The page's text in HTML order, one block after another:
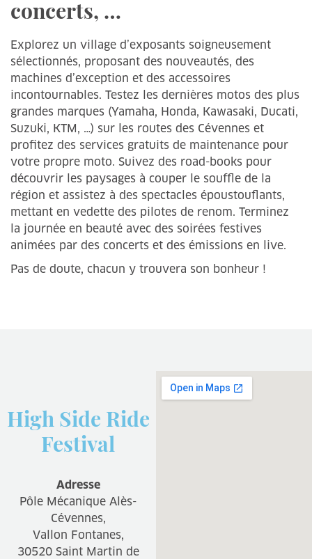
concerts, …
Explorez un village d’exposants soigneusement
sélectionnés, proposant des nouveautés, des
machines d’exception et des accessoires
incontournables. Testez les dernières motos des plus
grandes marques (Yamaha, Honda, Kawasaki, Ducati,
Suzuki, KTM, …) sur les routes des Cévennes et
profitez des services gratuits de maintenance pour
votre propre moto. Suivez des road-books pour
découvrir les paysages à couper le souffle de la
région et assistez à des spectacles époustouflants,
mettant en vedette des pilotes de renom. Terminez
la journée en beauté avec des soirées festives
animées par des concerts et des émissions en live.
Pas de doute, chacun y trouvera son bonheur !
High Side Ride
Festival
Adresse
Pôle Mécanique Alès-
Cévennes,
Vallon Fontanes,
30520 Saint Martin de